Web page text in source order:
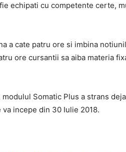
echipati cu competente certe,
a cate patru ore si imbina
ore cursantii sa aiba materia
Somatic Plus a strans
incepe din 30 Iulie 2018.